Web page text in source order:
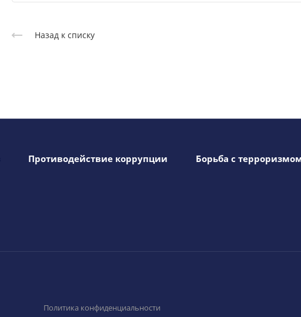
Назад к списку
Противодействие коррупции Борьба с
Политика конфиденциальности